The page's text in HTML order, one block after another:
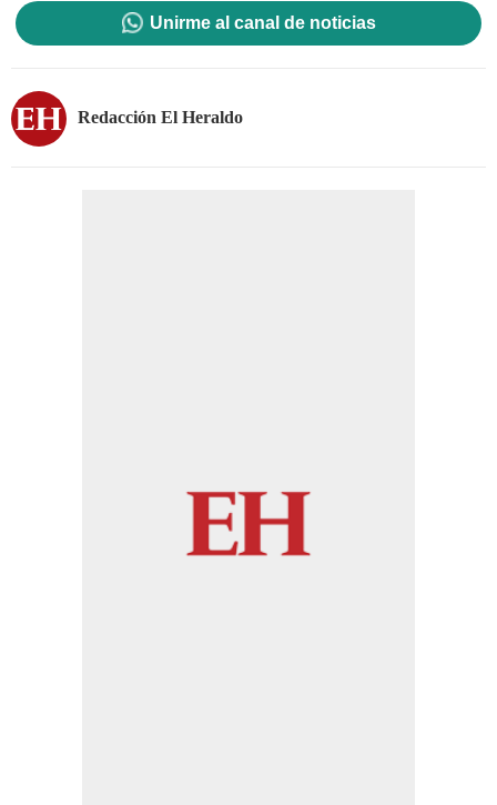
Unirme al canal de noticias
Redacción El Heraldo